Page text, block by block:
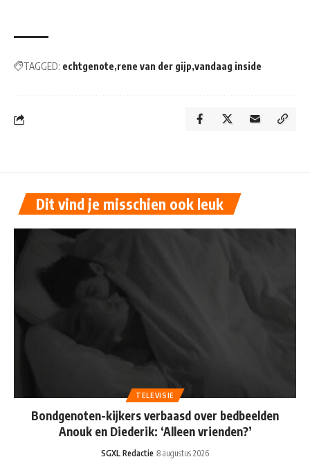
TAGGED: echtgenote rene van der gijp vandaag inside
Dit vind je misschien ook leuk
TELEVISIE
Bondgenoten-kijkers verbaasd over bedbeelden
Anouk en Diederik: ‘Alleen vrienden?’
SGXL Redactie 8 augustus 2026